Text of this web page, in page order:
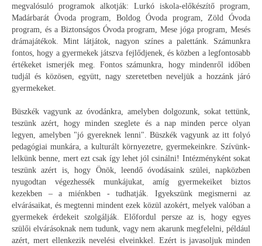
megvalósuló programok alkotják: Lurkó iskola-előkészítő program,
Madárbarát Óvoda program, Boldog Óvoda program, Zöld Óvoda
program, és a Biztonságos Óvoda program, Mese jóga program, Mesés
drámajátékok. Mint látjátok, nagyon színes a palettánk. Számunkra
fontos, hogy a gyermekek játszva fejlődjenek, és közben a legfontosabb
értékeket ismerjék meg. Fontos számunkra, hogy mindenről időben
tudjál és közösen, együtt, nagy szeretetben neveljük a hozzánk járó
gyermekeket.
Büszkék vagyunk az óvodánkra, amelyben dolgozunk, sokat tettünk,
teszünk azért, hogy minden szeglete és a nap minden perce olyan
legyen, amelyben "jó gyereknek lenni". Büszkék vagyunk az itt folyó
pedagógiai munkára, a kulturált környezetre, gyermekeinkre. Szívünk-
lelkünk benne, mert ezt csak így lehet jól csinálni! Intézményként sokat
teszünk azért is, hogy Önök, leendő óvodásaink szülei, napközben
nyugodtan végezhessék munkájukat, amíg gyermekeiket biztos
kezekben – a miénkben - tudhatják. Igyekszünk megismerni az
elvárásaikat, és megtenni mindent ezek közül azokért, melyek valóban a
gyermekek érdekeit szolgálják. Előfordul persze az is, hogy egyes
szülői elvárásoknak nem tudunk, vagy nem akarunk megfelelni, például
azért, mert ellenkezik nevelési elveinkkel. Ezért is javasoljuk minden